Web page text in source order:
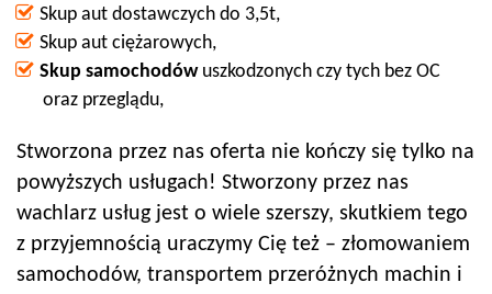
Skup aut dostawczych do 3,5t,
Skup aut ciężarowych,
Skup samochodówuszkodzonych czy tych bez OC
oraz przeglądu,
Stworzona przez nas oferta nie kończy się tylko na
powyższych usługach! Stworzony przez nas
wachlarz usług jest o wiele szerszy, skutkiem tego
z przyjemnością uraczymy Cię też – złomowaniem
samochodów, transportem przeróżnych machin i